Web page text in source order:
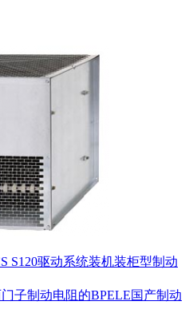
S120驱动系统装机装柜型制动
子制动电阻的BPELE国产制动